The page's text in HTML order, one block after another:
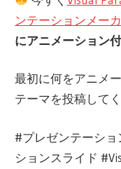
ンテーションメー
にアニメーション
最初に何をアニメ
テーマを投稿して
#プレゼンテーシ
ションスライド